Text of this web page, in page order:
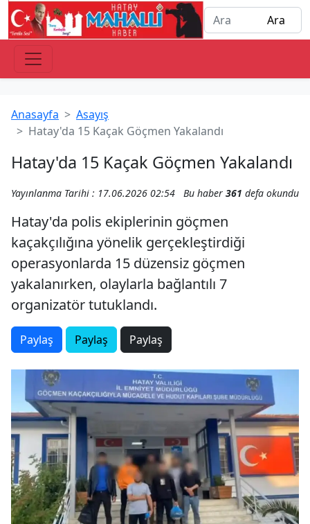
Anasayfa
Asayış
Hatay'da 15 Kaçak Göçmen Yakalandı
Hatay'da 15 Kaçak Göçmen Yakalandı
Yayınlanma Tarihi : 17.06.2026 02:54 Bu haber 361 defa okundu
Hatay'da polis ekiplerinin göçmen
kaçakçılığına yönelik gerçekleştirdiği
operasyonlarda 15 düzensiz göçmen
yakalanırken, olaylarla bağlantılı 7
organizatör tutuklandı.
Paylaş Paylaş Paylaş